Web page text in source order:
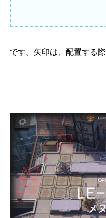
です。矢印は、配置する